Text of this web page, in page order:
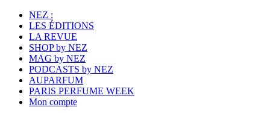
NEZ :
LES ÉDITIONS
LA REVUE
SHOP by NEZ
MAG by NEZ
PODCASTS by NEZ
AUPARFUM
PARIS PERFUME WEEK
Mon compte